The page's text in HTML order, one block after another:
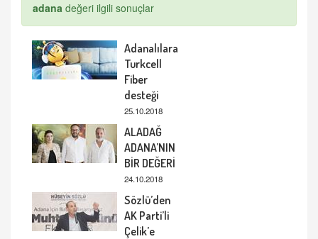
adana değeri ilgili sonuçlar
Adanalılara
Turkcell
Fiber
desteği
25.10.2018
ALADAĞ
ADANA’NIN
BİR DEĞERİ
24.10.2018
Sözlü’den
AK Parti’li
Çelik’e